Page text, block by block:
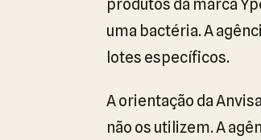
produtos da marca
uma bactéria. A
lotes específicos.
A orientação da
não os utilizem. A